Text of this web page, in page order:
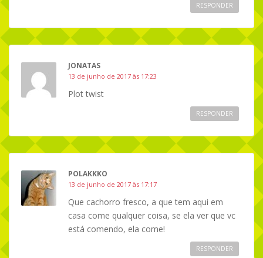
RESPONDER
JONATAS
13 de junho de 2017 às 17:23
Plot twist
RESPONDER
POLAKKKO
13 de junho de 2017 às 17:17
Que cachorro fresco, a que tem aqui em
casa come qualquer coisa, se ela ver que vc
está comendo, ela come!
RESPONDER